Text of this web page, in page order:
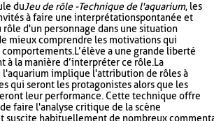
duJeu de rôle - Technique de l'aquarium, les
à faire une interprétation spontanée et
d'un personnage dans une situation
mieux comprendre les motivations qui
L’élève a une grande liberté
à la manière d’interpréter ce rôle. La
l'aquarium implique l'attribution de rôles à
qui seront les protagonistes alors que les
leur performance. Cette technique offre
faire l'analyse critique de la scène
suscite habituellement de nombreux